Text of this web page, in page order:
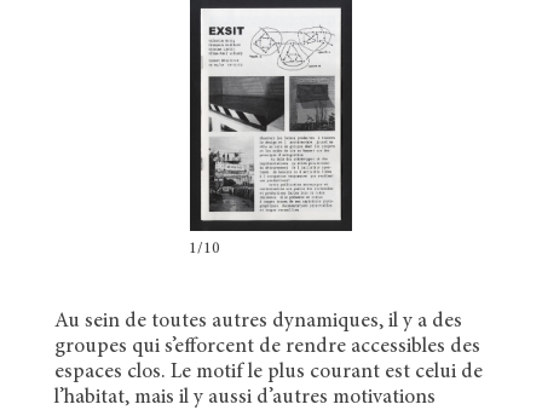
1/10
Au sein de toutes autres dynamiques, il y a des
groupes qui s’efforcent de rendre accessibles des
espaces clos. Le motif le plus courant est celui de
l’habitat, mais il y aussi d’autres motivations